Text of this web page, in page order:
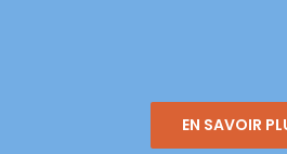
EN SAVOIR